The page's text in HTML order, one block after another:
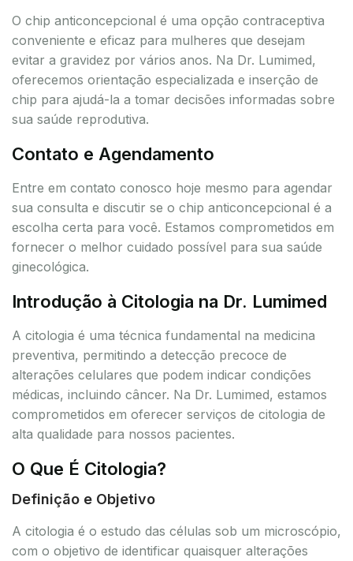
O chip anticoncepcional é uma opção contraceptiva
conveniente e eficaz para mulheres que desejam
evitar a gravidez por vários anos. Na Dr. Lumimed,
oferecemos orientação especializada e inserção de
chip para ajudá-la a tomar decisões informadas sobre
sua saúde reprodutiva.
Contato e Agendamento
Entre em contato conosco hoje mesmo para agendar
sua consulta e discutir se o chip anticoncepcional é a
escolha certa para você. Estamos comprometidos em
fornecer o melhor cuidado possível para sua saúde
ginecológica.
Introdução à Citologia na Dr. Lumimed
A citologia é uma técnica fundamental na medicina
preventiva, permitindo a detecção precoce de
alterações celulares que podem indicar condições
médicas, incluindo câncer. Na Dr. Lumimed, estamos
comprometidos em oferecer serviços de citologia de
alta qualidade para nossos pacientes.
O Que É Citologia?
Definição e Objetivo
A citologia é o estudo das células sob um microscópio,
com o objetivo de identificar quaisquer alterações